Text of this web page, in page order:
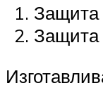
Защита
Защита